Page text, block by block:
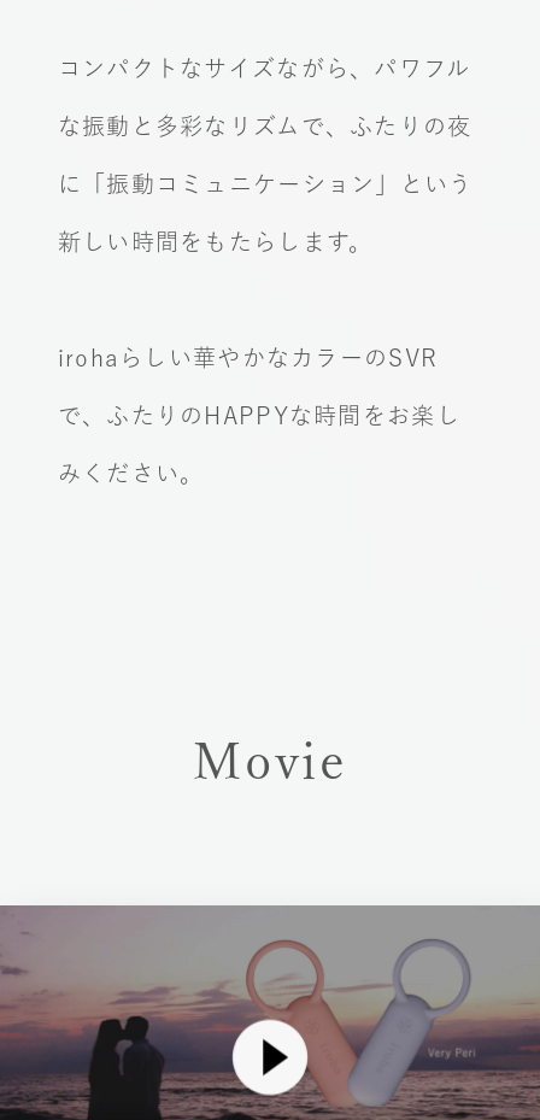
コンパクトなサイズながら、パワフル
な振動と多彩なリズムで、 ふたりの夜
に「振動コミュニケーション」という
新しい時間をもたらします。
irohaらしい華やかなカラーのSVR
で、ふたりのHAPPYな時間をお楽し
みください。
Movie